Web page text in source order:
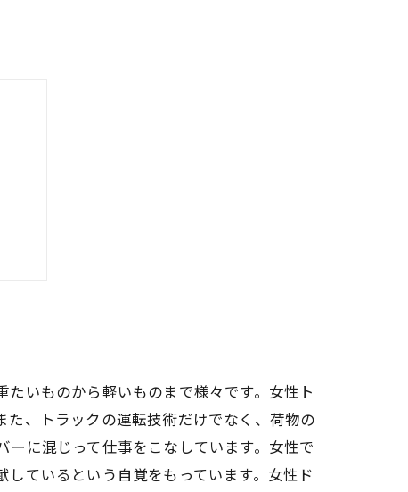
いものから軽いものまで様々です。女性ト
、トラックの運転技術だけでなく、荷物の
に混じって仕事をこなしています。女性で
ているという自覚をもっています。女性ド